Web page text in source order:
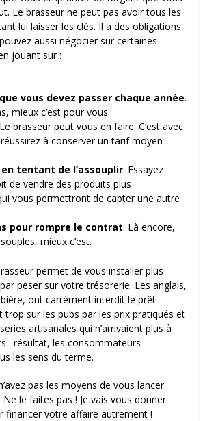
Le brasseur ne peut pas avoir tous les
lui laisser les clés. Il a des obligations
aussi négocier sur certaines
jouant sur :
vous devez passer chaque année.
mieux c’est pour vous.
brasseur peut vous en faire. C’est avec
à conserver un tarif moyen
en tentant de l’assouplir. Essayez
de vendre des produits plus
vous permettront de capter une autre
pour rompre le contrat. Là encore,
mieux c’est.
permet de vous installer plus
peser sur votre trésorerie. Les anglais,
ont carrément interdit le prêt
trop sur les pubs par les prix pratiqués et
artisanales qui n’arrivaient plus à
: résultat, les consommateurs
les sens du terme.
pas les moyens de vous lancer
le faites pas ! Je vais vous donner
financer votre affaire autrement !